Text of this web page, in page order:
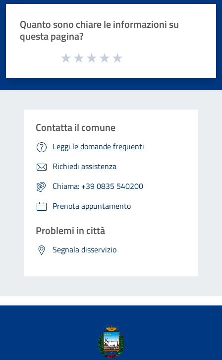
Quanto sono chiare le informazioni su
questa pagina?
Valuta da 1 a 5 stelle la pagina
Contatta il comune
Leggi le domande frequenti
Richiedi assistenza
Chiama: +39 0835 540200
Prenota appuntamento
Problemi in città
Segnala disservizio